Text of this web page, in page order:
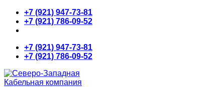
Skip
content
+7 (921) 947-73-81
+7 (921) 786-09-52
+7 (921) 947-73-81
+7 (921) 786-09-52